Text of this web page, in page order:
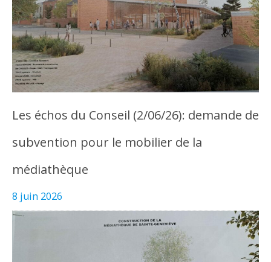
Les échos du Conseil (2/06/26): demande de
subvention pour le mobilier de la
médiathèque
8 juin 2026